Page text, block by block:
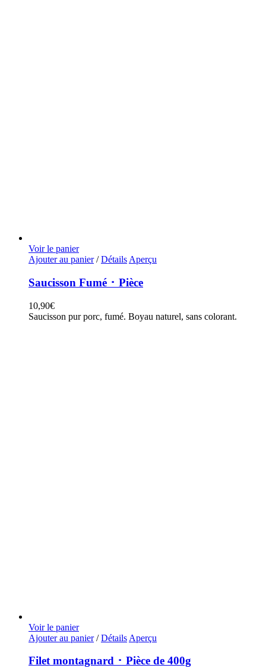
Voir le panier
Ajouter au panier / Détails Aperçu
Saucisson Fumé ･ Pièce
10,90€
Saucisson pur porc, fumé. Boyau naturel, sans colorant.
Voir le panier
Ajouter au panier / Détails Aperçu
Filet montagnard ･ Pièce de 400g